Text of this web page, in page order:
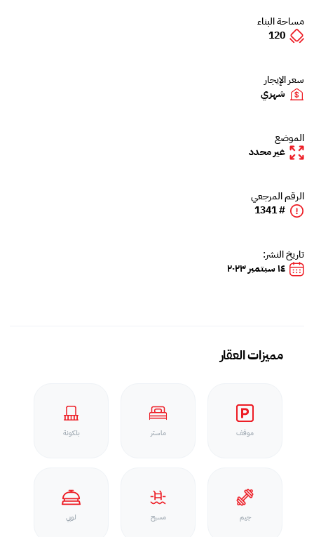
مساحة البناء
120
سعر الإيجار
شهري
الموضع
غير محدد
الرقم المرجعي
# 1341
تاريخ النشر:
١٤ سبتمبر ٢٠٢٣
مميزات العقار
موقف ماستر بلكونة
جيم مسبح لوبي